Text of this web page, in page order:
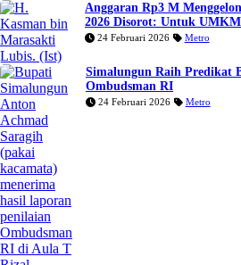
Anggaran Rp3 M
2026 Disorot: Untuk
24 Februari 2026 Metro
Simalungun Raih Predikat
Ombudsman RI
24 Februari 2026 Metro